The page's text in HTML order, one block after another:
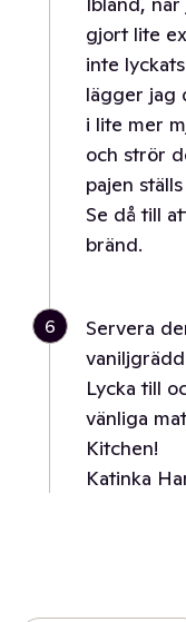
gjort lite
inte
lägger jag
i lite mer
och strör
pajen
Se då till
bränd.
6
Servera
Lycka till
vänliga
Kitchen!
Katinka